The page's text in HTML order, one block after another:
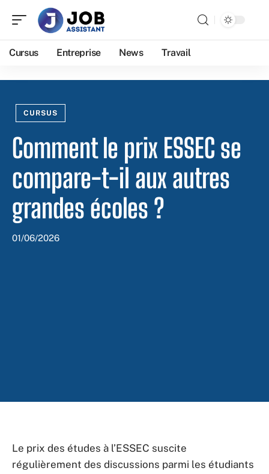
Cursus Entreprise News Travail
CURSUS
Comment le prix ESSEC se
compare-t-il aux autres
grandes écoles ?
01/06/2026
Le prix des études à l’ESSEC suscite
régulièrement des discussions parmi les étudiants